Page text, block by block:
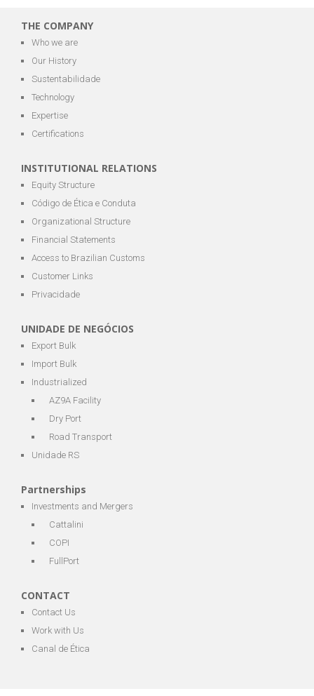
THE COMPANY
Who we are
Our History
Sustentabilidade
Technology
Expertise
Certifications
INSTITUTIONAL RELATIONS
Equity Structure
Código de Ética e Conduta
Organizational Structure
Financial Statements
Access to Brazilian Customs
Customer Links
Privacidade
UNIDADE DE NEGÓCIOS
Export Bulk
Import Bulk
Industrialized
AZ9A Facility
Dry Port
Road Transport
Unidade RS
Partnerships
Investments and Mergers
Cattalini
COPI
FullPort
CONTACT
Contact Us
Work with Us
Canal de Ética